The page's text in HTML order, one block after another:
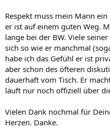
Respekt muss mein Mann
er ist auf einem guten Weg.
lange bei der BW. Viele
sich so wie er manchmal
habe ich das Gefühl er ist
aber schon des öfteren
dauerhaft vom Tisch. Er
läuft nur noch offiziell über
Vielen Dank nochmal für
Herzen. Danke.